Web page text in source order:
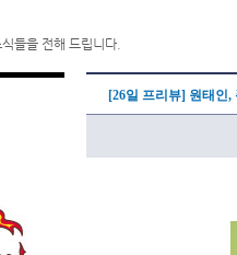
들을 전해 드립니다.
[26일 프리뷰] 원태인